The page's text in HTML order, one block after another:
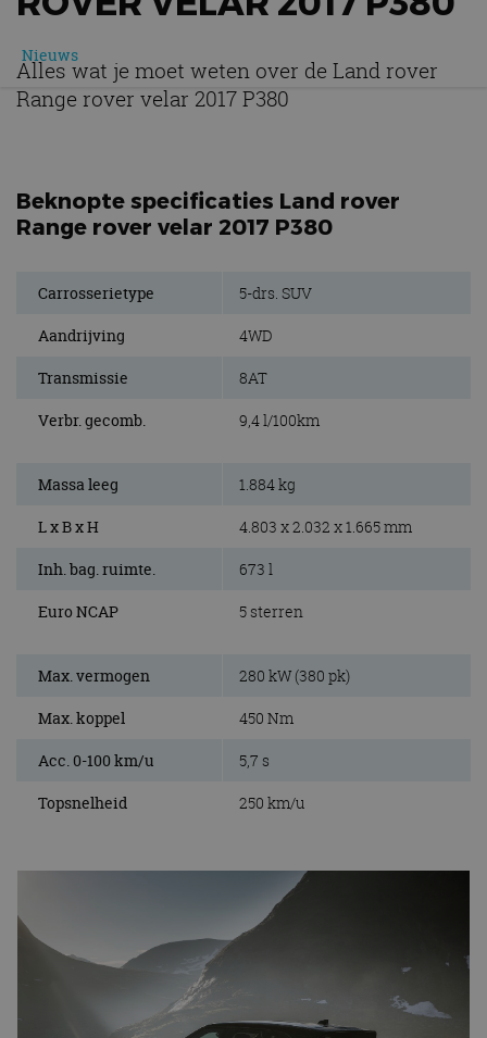
Nieuws
Alles wat je moet weten over de Land rover
Range rover velar 2017 P380
Beknopte specificaties Land rover
Range rover velar 2017 P380
Carrosserietype 5-drs. SUV
Aandrijving 4WD
Transmissie 8AT
Verbr. gecomb. 9,4 l/100km
Massa leeg 1.884 kg
L x B x H 4.803 x 2.032 x 1.665 mm
Inh. bag. ruimte. 673 l
Euro NCAP 5 sterren
Max. vermogen 280 kW (380 pk)
Max. koppel 450 Nm
Acc. 0-100 km/u 5,7 s
Topsnelheid 250 km/u